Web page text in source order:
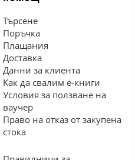
Търсене
Поръчка
Плащания
Доставка
Данни за клиента
Как да свалим е-книги
Условия за ползване на
ваучер
Право на отказ от закупена
стока